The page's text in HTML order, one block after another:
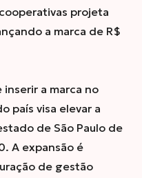
projeta
a marca de R$
a marca no
país visa elevar a
de São Paulo de
A expansão é
de gestão